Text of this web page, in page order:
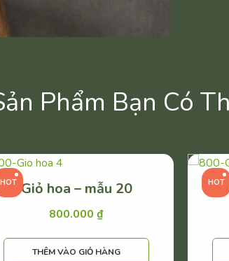
Phẩm Bạn Có
HOT Giỏ hoa – mẫu 20
800.000₫
THÊM VÀO GIỎ HÀNG
HOT